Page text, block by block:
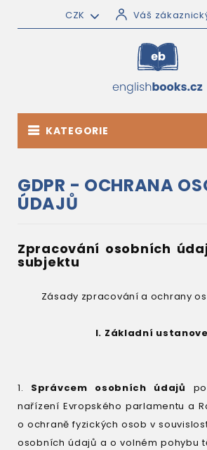
CZK Váš
KATEGORIE
GDPR - OCHRANA
ÚDAJŮ
Zpracování osobních
subjektu
Zásady zpracování a ochrany
I. Základní
1. Správcem osobních údajů
nařízení Evropského parlamentu a
o ochraně fyzických osob v
osobních údajů a o volném pohybu